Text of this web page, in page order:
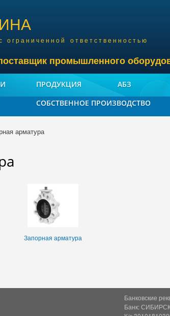
ограниченной ответственностью
промышленного
ПРОДУКЦИЯ АБЗ
СОБСТВЕННОЕ ПРОИЗВОДСТВО
арматура
Запорная арматура
Банковские
Банк: